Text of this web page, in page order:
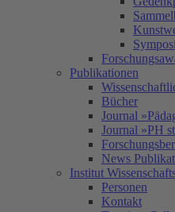
Publikationen
Bücher
Journal
Journal »PH
News
Institut
Personen
Kontakt